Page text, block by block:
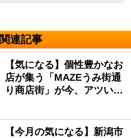
関連記事
【気になる】個性豊かなお
店が集う「MAZEうみ街通
り商店街」が今、アツい…
【今月の気になる】新潟市